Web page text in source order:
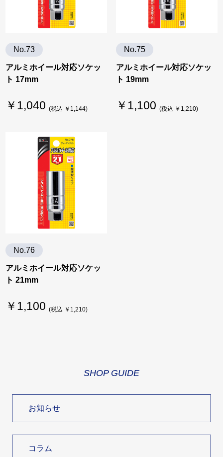
No.73
アルミホイール対応ソケッ
ト 17mm
￥1,040 (税込 ￥1,144)
No.75
アルミホイール対応ソケッ
ト 19mm
￥1,100 (税込 ￥1,210)
No.76
アルミホイール対応ソケッ
ト 21mm
￥1,100 (税込 ￥1,210)
SHOP GUIDE
お知らせ
コラム